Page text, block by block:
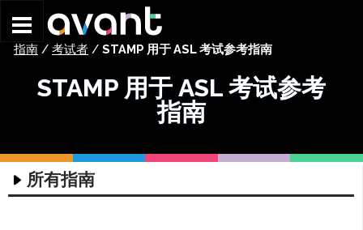
指南 / 考试者 / STAMP 用于 ASL 考试参考指南
STAMP 用于 ASL 考试参考
指南
所有指南